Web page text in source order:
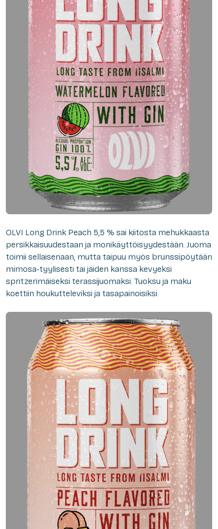
OLVI Long Drink Peach 5,5 % sai kiitosta mehukkaasta
persikkaisuudestaan ja monikäyttöisyydestään. Juoma
toimii sellaisenaan, mutta taipuu myös brunssipöytään
mimosa-tyylisesti tai jäiden kanssa kevyeksi
spritzerimäiseksi terassijuomaksi. Tuoksu ja maku
koettiin houkutteleviksi ja tasapainoisiksi.